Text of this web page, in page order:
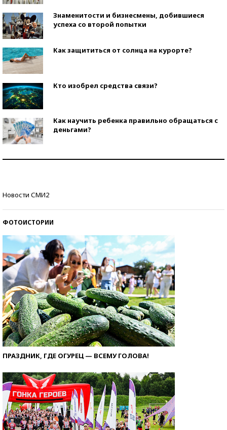
Знаменитости и бизнесмены, добившиеся
успеха со второй попытки
Как защититься от солнца на курорте?
Кто изобрел средства связи?
Как научить ребенка правильно обращаться с
деньгами?
Новости СМИ2
ФОТОИСТОРИИ
ПРАЗДНИК, ГДЕ ОГУРЕЦ — ВСЕМУ ГОЛОВА!